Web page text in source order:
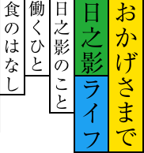
おかげさまで
日之影
ライフ
日之影のこと
働くひと
食のはなし